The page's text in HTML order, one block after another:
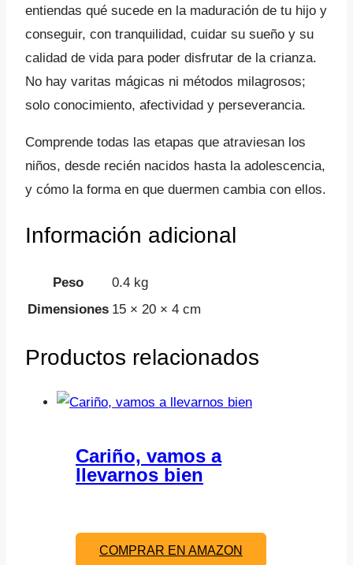
entiendas qué sucede en la maduración de tu hijo y
conseguir, con tranquilidad, cuidar su sueño y su
calidad de vida para poder disfrutar de la crianza.
No hay varitas mágicas ni métodos milagrosos;
solo conocimiento, afectividad y perseverancia.
Comprende todas las etapas que atraviesan los
niños, desde recién nacidos hasta la adolescencia,
y cómo la forma en que duermen cambia con ellos.
Información adicional
Peso
0.4 kg
Dimensiones 15 × 20 × 4 cm
Productos relacionados
Cariño, vamos a
llevarnos bien
COMPRAR EN AMAZON